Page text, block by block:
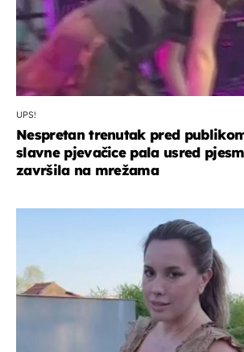
UPS!
Nespretan trenutak pred
slavne pjevačice pala usred
završila na mrežama